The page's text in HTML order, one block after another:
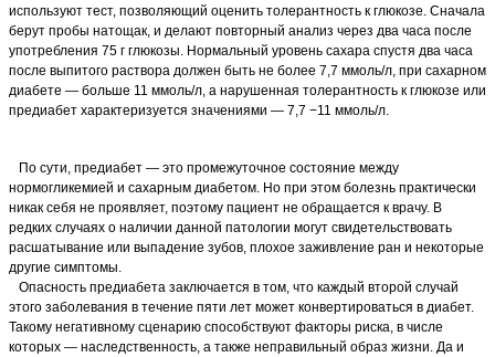
используют тест, позволяющий оценить толерантность к глюкозе. Сначала
берут пробы натощак, и делают повторный анализ через два часа после
употребления 75 г глюкозы. Нормальный уровень сахара спустя два часа
после выпитого раствора должен быть не более 7,7 ммоль/л, при сахарном
диабете — больше 11 ммоль/л, а нарушенная толерантность к глюкозе или
предиабет характеризуется значениями — 7,7 −11 ммоль/л.
По сути, предиабет — это промежуточное состояние между
нормогликемией и сахарным диабетом. Но при этом болезнь практически
никак себя не проявляет, поэтому пациент не обращается к врачу. В
редких случаях о наличии данной патологии могут свидетельствовать
расшатывание или выпадение зубов, плохое заживление ран и некоторые
другие симптомы.
Опасность предиабета заключается в том, что каждый второй случай
этого заболевания в течение пяти лет может конвертироваться в диабет.
Такому негативному сценарию способствуют факторы риска, в числе
которых — наследственность, а также неправильный образ жизни. Да и